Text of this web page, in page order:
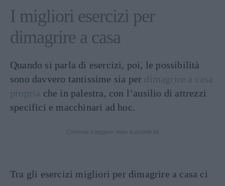
I migliori esercizi per
dimagrire a casa
Quando si parla di esercizi, poi, le possibilità
sono davvero tantissime sia per dimagrire a casa
propria che in palestra, con l’ausilio di attrezzi
specifici e macchinari ad hoc.
Tra gli esercizi migliori per dimagrire a casa ci